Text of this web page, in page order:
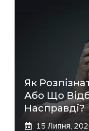
Як
Або Що
Насправді?
15 Липня,